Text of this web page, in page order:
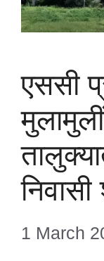
एससी
1 March